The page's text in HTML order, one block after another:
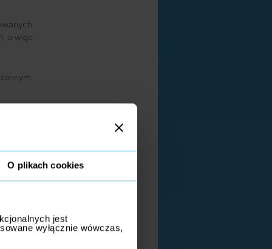
O plikach cookies
jest
wyłącznie wówczas,
a więc